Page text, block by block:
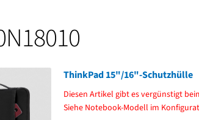
ThinkPad 15"/16"-Schutzhülle
Diesen Artikel gibt es vergünstigt
Siehe Notebook-Modell im